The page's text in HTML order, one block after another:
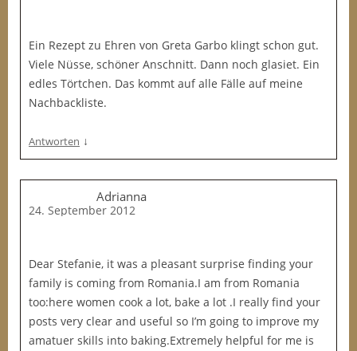
Ein Rezept zu Ehren von Greta Garbo klingt schon gut.
Viele Nüsse, schöner Anschnitt. Dann noch glasiet. Ein
edles Törtchen. Das kommt auf alle Fälle auf meine
Nachbackliste.
Antworten ↓
Adrianna
24. September 2012
Dear Stefanie, it was a pleasant surprise finding your
family is coming from Romania.I am from Romania
too:here women cook a lot, bake a lot .I really find your
posts very clear and useful so I’m going to improve my
amatuer skills into baking.Extremely helpful for me is